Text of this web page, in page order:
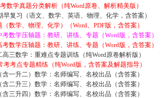
数学真题分类解析（纯Word原卷、解析精美版）
早复习（语文、数学、英语、物理、化学，含答案）
数学、物理、化学）（Word、PDF版，含答案）
数学压轴题：教研、讲练、专题（Word版，含答案）
数学压轴题：教研、讲练、专题（Word版，含答案）
三数学：重难点专题训练（纯Word原卷解析版）
考考点专题精练（纯Word版，含答案及解题指导）
一升二）数学：名师编写、名校出品（含答案）
二升三）数学：名师编写、名校出品（含答案）
三升四）数学：名师编写、名校出品（含答案）